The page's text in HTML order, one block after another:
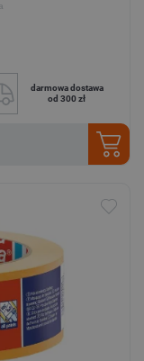
darmowa dostawa
od 300 zł